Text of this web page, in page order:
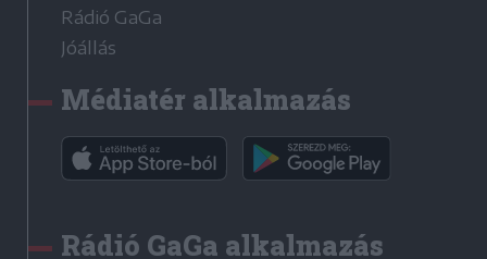
Rádió GaGa
Jóállás
Médiatér alkalmazás
Rádió GaGa alkalmazás